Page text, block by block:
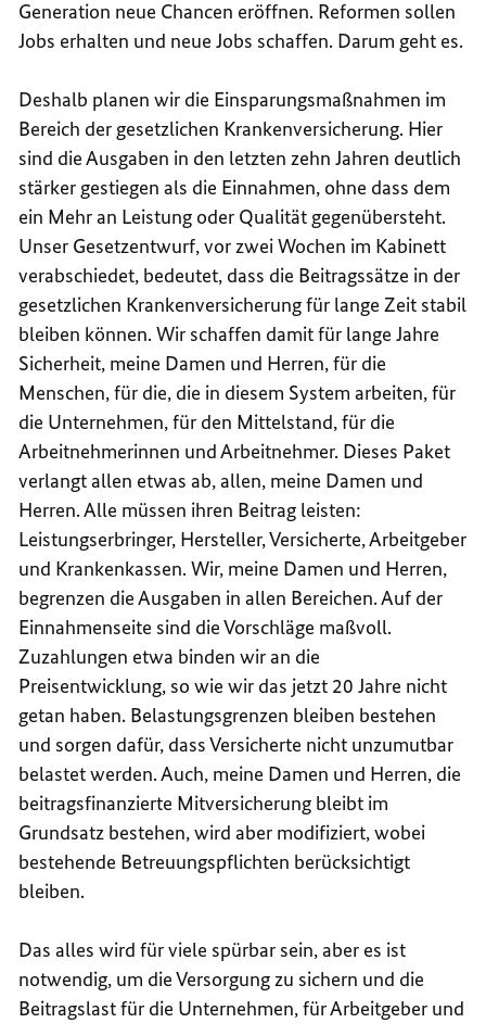
Generation neue Chancen eröffnen. Reformen sollen
Jobs erhalten und neueJobs schaffen. Darum geht es.
Deshalb planen wir die Einsparungsmaßnahmen im
Bereich der gesetzlichen Krankenversicherung. Hier
sind die Ausgaben in den letzten zehn Jahren deutlich
stärker gestiegen als die Einnahmen, ohne dass dem
ein Mehr an Leistung oder Qualität gegenübersteht.
Unser Gesetzentwurf, vor zwei Wochen im Kabinett
verabschiedet, bedeutet, dass die Beitragssätze in der
gesetzlichen Krankenversicherung für lange Zeit stabil
bleiben können. Wir schaffen damit für lange Jahre
Sicherheit, meine Damen und Herren, für die
Menschen, für die, die in diesem System arbeiten, für
die Unternehmen, für den Mittelstand, für die
Arbeitnehmerinnen und Arbeitnehmer. Dieses Paket
verlangt allen etwas ab, allen, meine Damen und
Herren. Alle müssen ihren Beitrag leisten:
Leistungserbringer, Hersteller, Versicherte, Arbeitgeber
und Krankenkassen. Wir, meine Damen und Herren,
begrenzen die Ausgaben in allen Bereichen. Auf der
Einnahmenseite sind die Vorschläge maßvoll.
Zuzahlungen etwa binden wir an die
Preisentwicklung, so wie wir das jetzt 20 Jahre nicht
getan haben. Belastungsgrenzen bleiben bestehen
und sorgen dafür, dass Versicherte nicht unzumutbar
belastet werden. Auch, meine Damen und Herren, die
beitragsfinanzierte Mitversicherung bleibt im
Grundsatz bestehen, wird aber modifiziert, wobei
bestehende Betreuungspflichten berücksichtigt
bleiben.
Das alles wird für viele spürbar sein, aber es ist
notwendig, um die Versorgung zu sichern und die
Beitragslast für die Unternehmen, für Arbeitgeber und